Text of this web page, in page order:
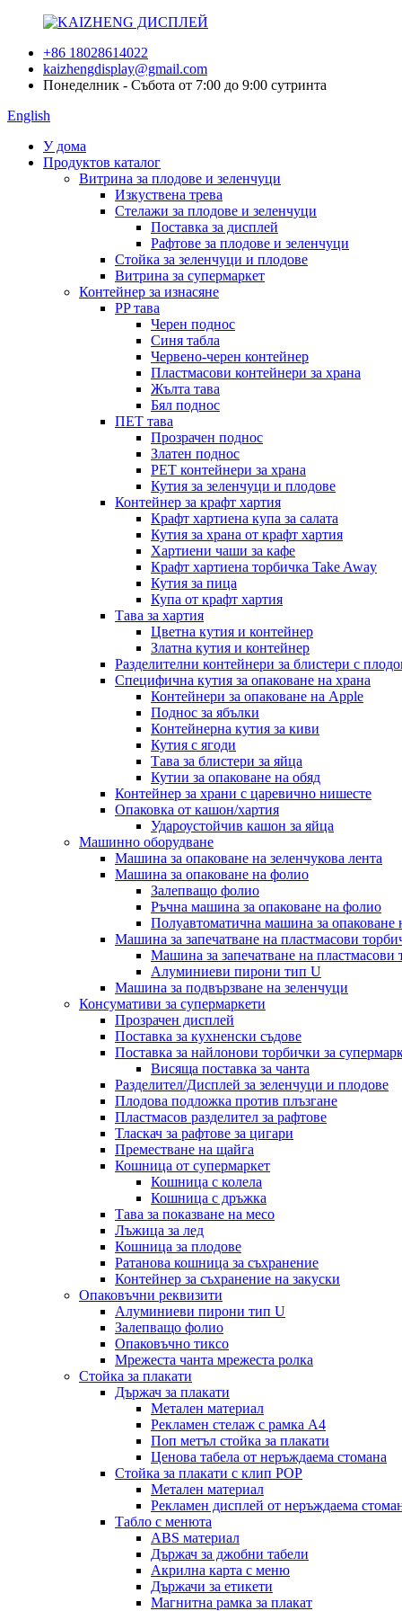
+86 18028614022
kaizhengdisplay@gmail.com
Понеделник - Събота от 7:00 до 9:00 сутринта
English
У дома
Продуктов каталог
Витрина за плодове и зеленчуци
Изкуствена трева
Стелажи за плодове и зеленчуци
Поставка за дисплей
Рафтове за плодове и зеленчуци
Стойка за зеленчуци и плодове
Витрина за супермаркет
Контейнер за изнасяне
PP тава
Черен поднос
Синя табла
Червено-черен контейнер
Пластмасови контейнери за храна
Жълта тава
Бял поднос
ПЕТ тава
Прозрачен поднос
Златен поднос
PET контейнери за храна
Кутия за зеленчуци и плодове
Контейнер за крафт хартия
Крафт хартиена купа за салата
Кутия за храна от крафт хартия
Хартиени чаши за кафе
Крафт хартиена торбичка Take Away
Кутия за пица
Купа от крафт хартия
Тава за хартия
Цветна кутия и контейнер
Златна кутия и контейнер
Разделителни контейнери за блистери с
Специфична кутия за опаковане на храна
Контейнери за опаковане на Apple
Поднос за ябълки
Контейнерна кутия за киви
Кутия с ягоди
Тава за блистери за яйца
Кутии за опаковане на обяд
Контейнер за храни с царевично нишесте
Опаковка от кашон/хартия
Удароустойчив кашон за яйца
Машинно оборудване
Машина за опаковане на зеленчукова лента
Машина за опаковане на фолио
Залепващо фолио
Ръчна машина за опаковане на фолио
Полуавтоматична машина за опаковане
Машина за запечатване на пластмасови
Машина за запечатване на пластмасови
Алуминиеви пирони тип U
Машина за подвързване на зеленчуци
Консумативи за супермаркети
Прозрачен дисплей
Поставка за кухненски съдове
Поставка за найлонови торбички за
Висяща поставка за чанта
Разделител/Дисплей за зеленчуци и плодове
Плодова подложка против плъзгане
Пластмасов разделител за рафтове
Тласкач за рафтове за цигари
Преместване на щайга
Кошница от супермаркет
Кошница с колела
Кошница с дръжка
Тава за показване на месо
Лъжица за лед
Кошница за плодове
Ратанова кошница за съхранение
Контейнер за съхранение на закуски
Опаковъчни реквизити
Алуминиеви пирони тип U
Залепващо фолио
Опаковъчно тиксо
Мрежеста чанта мрежеста ролка
Стойка за плакати
Държач за плакати
Метален материал
Рекламен стелаж с рамка А4
Поп метъл стойка за плакати
Ценова табела от неръждаема стомана
Стойка за плакати с клип POP
Метален материал
Рекламен дисплей от неръждаема
Табло с менюта
ABS материал
Държач за джобни табели
Акрилна карта с меню
Държачи за етикети
Магнитна рамка за плакат